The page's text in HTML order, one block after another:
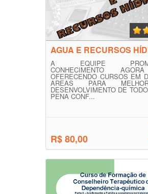
AGUA E RECURSOS
A EQUIPE
CONHECIMENTO
OFERECENDO CURSOS EM
AREAS PARA
DESENVOLVIMENTO DE
PENA CONF...
R$ 80,00